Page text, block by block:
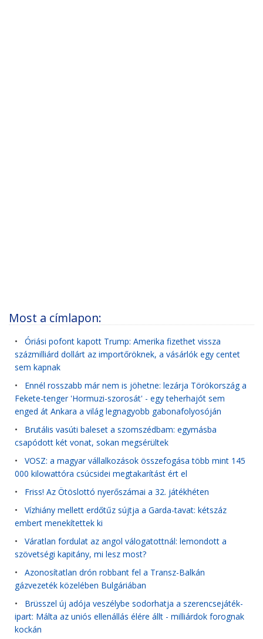
Most a címlapon:
• Óriási pofont kapott Trump: Amerika fizethet vissza
százmilliárd dollárt az importőröknek, a vásárlók egy centet
sem kapnak
• Ennél rosszabb már nem is jöhetne: lezárja Törökország a
Fekete-tenger 'Hormuzi-szorosát' - egy teherhajót sem
enged át Ankara a világ legnagyobb gabonafolyosóján
• Brutális vasúti baleset a szomszédbam: egymásba
csapódott két vonat, sokan megsérültek
• VOSZ: a magyar vállalkozások összefogása több mint 145
000 kilowattóra csúcsidei megtakarítást ért el
• Friss! Az Ötöslottó nyerőszámai a 32. játékhéten
• Vízhiány mellett erdőtűz sújtja a Garda-tavat: kétszáz
embert menekítettek ki
• Váratlan fordulat az angol válogatottnál: lemondott a
szövetségi kapitány, mi lesz most?
• Azonosítatlan drón robbant fel a Transz-Balkán
gázvezeték közelében Bulgáriában
• Brüsszel új adója veszélybe sodorhatja a szerencsejáték-
ipart: Málta az uniós ellenállás élére állt - milliárdok forognak
kockán